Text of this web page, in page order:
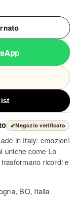
✔Negozio verificato
in Italy: emozioni
uniche come Lo
ricordi e
BO, Italia